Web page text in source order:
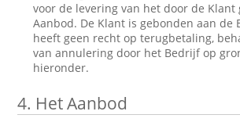
voor de levering van het door de Klant
Aanbod. De Klant is gebonden aan de
heeft geen recht op terugbetaling,
van annulering door het Bedrijf op
hieronder.
4. Het Aanbod